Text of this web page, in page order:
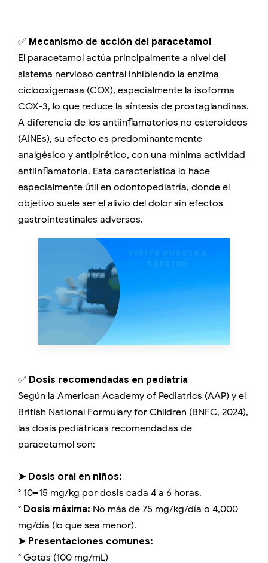
✅ Mecanismo de acción del paracetamol
El paracetamol actúa principalmente a nivel del
sistema nervioso central inhibiendo la enzima
ciclooxigenasa (COX), especialmente la isoforma
COX-3, lo que reduce la síntesis de prostaglandinas.
A diferencia de los antiinflamatorios no esteroideos
(AINEs), su efecto es predominantemente
analgésico y antipirético, con una mínima actividad
antiinflamatoria. Esta característica lo hace
especialmente útil en odontopediatría, donde el
objetivo suele ser el alivio del dolor sin efectos
gastrointestinales adversos.
✅ Dosis recomendadas en pediatría
Según la American Academy of Pediatrics (AAP) y el
British National Formulary for Children (BNFC, 2024),
las dosis pediátricas recomendadas de
paracetamol son:
➤ Dosis oral en niños:
° 10–15 mg/kg por dosis cada 4 a 6 horas.
° Dosis máxima: No más de 75 mg/kg/día o 4,000
mg/día (lo que sea menor).
➤ Presentaciones comunes:
° Gotas (100 mg/mL)